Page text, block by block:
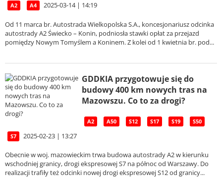
A2 A4 2025-03-14 | 14:19
Od 11 marca br. Autostrada Wielkopolska S.A., koncesjonariusz odcinka
autostrady A2 Świecko – Konin, podniosła stawki opłat za przejazd
pomiędzy Nowym Tomyślem a Koninem. Z kolei od 1 kwietnia br. pod...
GDDKIA przygotowuje się do
budowy 400 km nowych tras na
Mazowszu. Co to za drogi?
A2 A50 S12 S17 S19 S50
S7 2025-02-23 | 13:27
Obecnie w woj. mazowieckim trwa budowa autostrady A2 w kierunku
wschodniej granicy, drogi ekspresowej S7 na północ od Warszawy. Do
realizacji trafiły też odcinki nowej drogi ekspresowej S12 od granicy...